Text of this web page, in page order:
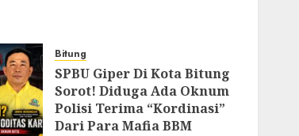
Bitung
SPBU Giper Di Kota Bitung
Sorot! Diduga Ada Oknum
Polisi Terima “Kordinasi”
Dari Para Mafia BBM